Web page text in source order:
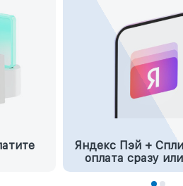
Яндекс Пэй +
оплата сразу